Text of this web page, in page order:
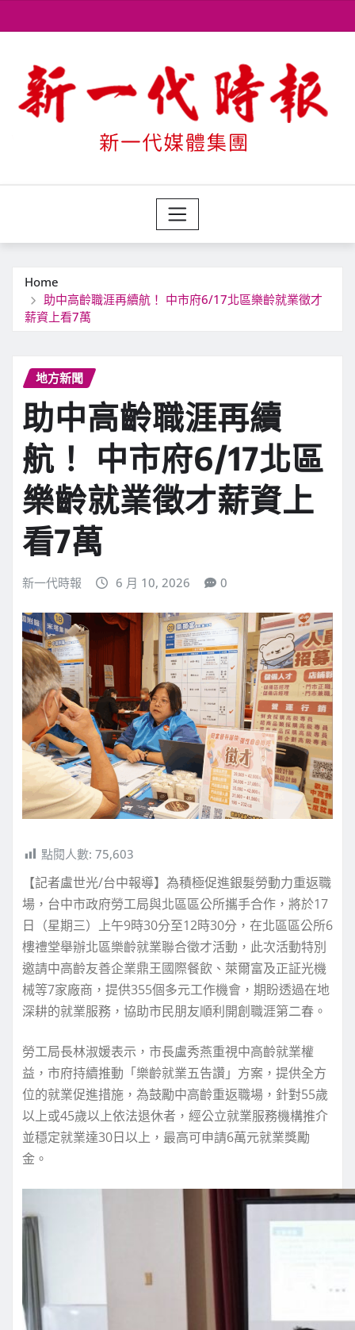
to
Home
助中高齡職涯再續航！ 中市府6/17北區樂齡就業徵才
薪資上看7萬
地方新聞
助中高齡職涯再續
航！ 中市府6/17北區
樂齡就業徵才薪資上
看7萬
新一代時報 6 月 10, 2026 0
點閱人數: 75,603
【記者盧世光/台中報導】為積極促進銀髮勞動力重返職
場，台中市政府勞工局與北區區公所攜手合作，將於17
日（星期三）上午9時30分至12時30分，在北區區公所6
樓禮堂舉辦北區樂齡就業聯合徵才活動，此次活動特別
邀請中高齡友善企業鼎王國際餐飲、萊爾富及正証光機
械等7家廠商，提供355個多元工作機會，期盼透過在地
深耕的就業服務，協助市民朋友順利開創職涯第二春。
勞工局長林淑媛表示，市長盧秀燕重視中高齡就業權
益，市府持續推動「樂齡就業五告讚」方案，提供全方
位的就業促進措施，為鼓勵中高齡重返職場，針對55歲
以上或45歲以上依法退休者，經公立就業服務機構推介
並穩定就業達30日以上，最高可申請6萬元就業獎勵
金。